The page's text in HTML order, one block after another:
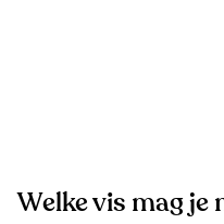
Welke vis mag je